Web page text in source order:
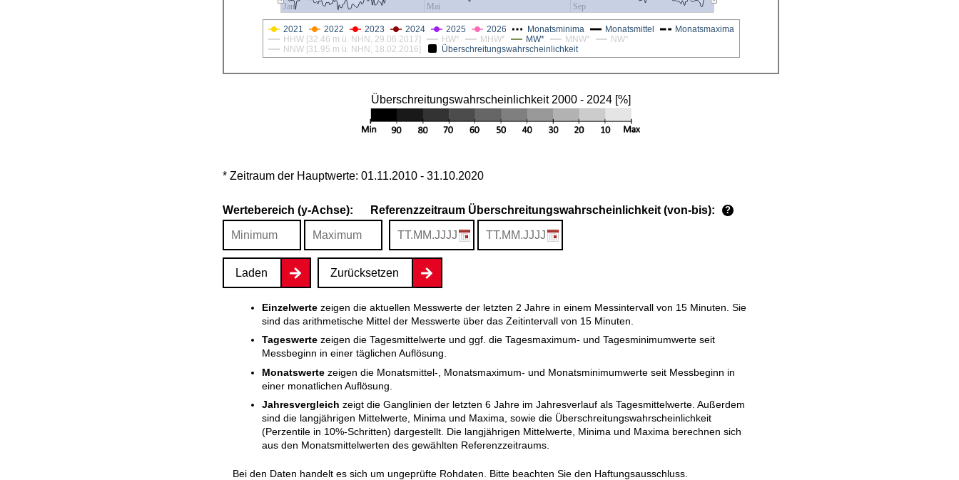
Jan Mai Sep
2021 2022 2023 2024 2025 2026 Monatsminima Monatsmittel
Monatsmaxima
HHW [32.46 m ü. NHN, 29.06.2017]
HW* MHW* MW* MNW*
NW*
NNW [31.95 m ü. NHN, 18.02.2016]
Überschreitungswahrscheinlichkeit
Überschreitungswahrscheinlichkeit 2000 - 2024 [%]
* Zeitraum der Hauptwerte: 01.11.2010 - 31.10.2020
Wertebereich (y-Achse): Referenzzeitraum Überschreitungswahrscheinlichkeit (von-bis): ?
Laden Zurücksetzen
Einzelwertezeigen die aktuellen Messwerte der letzten 2 Jahre in einem Messintervall von 15 Minuten. Sie
sind das arithmetische Mittel der Messwerte über das Zeitintervall von 15 Minuten.
Tageswertezeigen die Tagesmittelwerte und ggf. die Tagesmaximum- und Tagesminimumwerte seit
Messbeginn in einer täglichen Auflösung.
Monatswertezeigen die Monatsmittel-, Monatsmaximum- und Monatsminimumwerte seit Messbeginn in
einer monatlichen Auflösung.
Jahresvergleich zeigt die Ganglinien der letzten 6 Jahre im Jahresverlauf als Tagesmittelwerte. Außerdem
sind die langjährigen Mittelwerte, Minima und Maxima, sowie die Überschreitungswahrscheinlichkeit
(Perzentile in 10%-Schritten) dargestellt. Die langjährigen Mittelwerte, Minima und Maxima berechnen sich
aus den Monatsmittelwerten des gewählten Referenzzeitraums.
Bei den Daten handelt es sich um ungeprüfte Rohdaten. Bitte beachten Sie den Haftungsausschluss.